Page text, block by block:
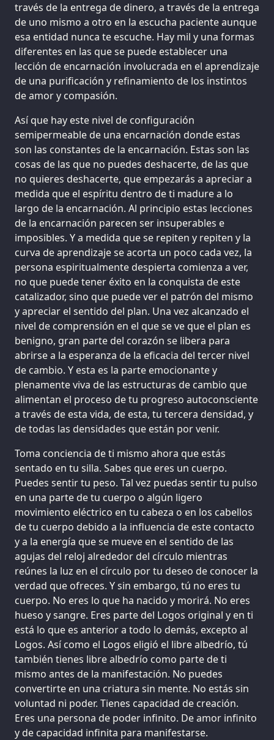
través de la entrega de dinero, a través de la entrega
de uno mismo a otro en la escucha paciente aunque
esa entidad nunca te escuche. Hay mil y una formas
diferentes en las que se puede establecer una
lección de encarnación involucrada en el aprendizaje
de una purificación y refinamiento de los instintos
de amor y compasión.
Así que hay este nivel de configuración
semipermeable de una encarnación donde estas
son las constantes de la encarnación. Estas son las
cosas de las que no puedes deshacerte, de las que
no quieres deshacerte, que empezarás a apreciar a
medida que el espíritu dentro de ti madure a lo
largo de la encarnación. Al principio estas lecciones
de la encarnación parecen ser insuperables e
imposibles. Y a medida que se repiten y repiten y la
curva de aprendizaje se acorta un poco cada vez, la
persona espiritualmente despierta comienza a ver,
no que puede tener éxito en la conquista de este
catalizador, sino que puede ver el patrón del mismo
y apreciar el sentido del plan. Una vez alcanzado el
nivel de comprensión en el que se ve que el plan es
benigno, gran parte del corazón se libera para
abrirse a la esperanza de la eficacia del tercer nivel
de cambio. Y esta es la parte emocionante y
plenamente viva de las estructuras de cambio que
alimentan el proceso de tu progreso autoconsciente
a través de esta vida, de esta, tu tercera densidad, y
de todas las densidades que están por venir.
Toma conciencia de ti mismo ahora que estás
sentado en tu silla. Sabes que eres un cuerpo.
Puedes sentir tu peso. Tal vez puedas sentir tu pulso
en una parte de tu cuerpo o algún ligero
movimiento eléctrico en tu cabeza o en los cabellos
de tu cuerpo debido a la influencia de este contacto
y a la energía que se mueve en el sentido de las
agujas del reloj alrededor del círculo mientras
reúnes la luz en el círculo por tu deseo de conocer la
verdad que ofreces. Y sin embargo, tú no eres tu
cuerpo. No eres lo que ha nacido y morirá. No eres
hueso y sangre. Eres parte del Logos original y en ti
está lo que es anterior a todo lo demás, excepto al
Logos. Así como el Logos eligió el libre albedrío, tú
también tienes libre albedrío como parte de ti
mismo antes de la manifestación. No puedes
convertirte en una criatura sin mente. No estás sin
voluntad ni poder. Tienes capacidad de creación.
Eres una persona de poder infinito. De amor infinito
y de capacidad infinita para manifestarse.